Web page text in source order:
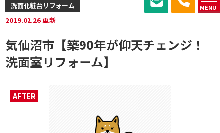
MENU
洗面化粧台リフォーム
2019.02.26 更新
気仙沼市【築90年が仰天チェンジ！
洗面室リフォーム】
AFTER